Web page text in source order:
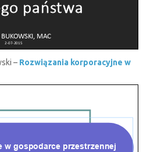
– Rozwiązania korporacyjne w